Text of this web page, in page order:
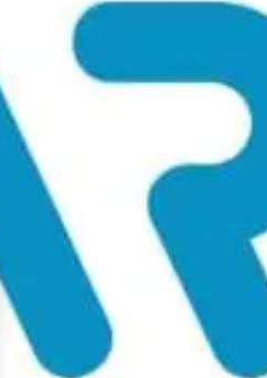
general-for-privacy-email-airnet